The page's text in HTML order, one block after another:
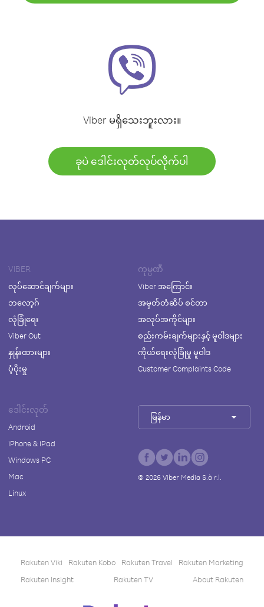
Viber မရှိသေးဘူးလား။
ခုပဲ ဒေါင်းလုတ်လုပ်လိုက်ပါ
VIBER
လုပ်ဆောင်ချက်များ
ဘလော့ဂ်
လုံခြုံရေး
Viber Out
နှုန်းထားများ
ပံ့ပိုးမှု
ကုမ္ပဏီ
Viber အကြောင်း
အမှတ်တံဆိပ် စင်တာ
အလုပ်အကိုင်များ
စည်းကမ်းချက်များနှင့် မူဝါဒများ
ကိုယ်ရေးလုံခြုံမှု မူဝါဒ
Customer Complaints Code
ဒေါင်းလုတ်
Android
iPhone & iPad
Windows PC
Mac
Linux
မြန်မာ
© 2026Viber Media S.à r.l.
Rakuten Viki Rakuten Kobo Rakuten Travel
Rakuten Marketing
Rakuten Insight
Rakuten TV About Rakuten